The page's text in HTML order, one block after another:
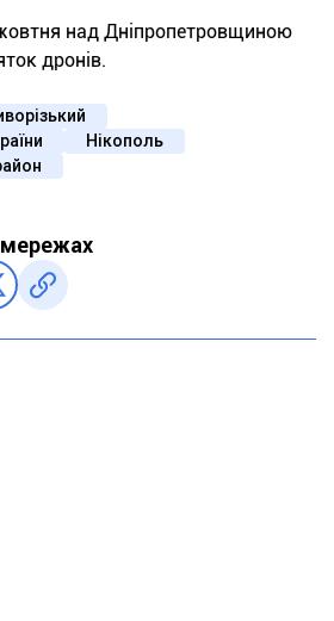
над Дніпропетровщиною
дронів.
Нікополь